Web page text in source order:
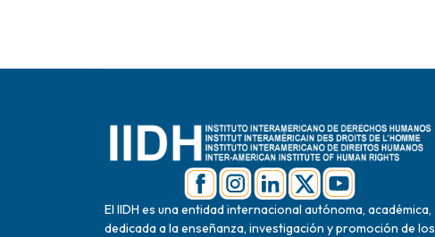
El IIDH es una entidad internacional autónoma, académica,
dedicada a la enseñanza, investigación y promoción de los